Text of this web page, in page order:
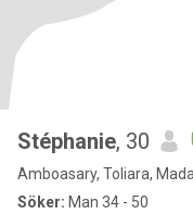
Stéphanie, 30
Amboasary, Toliara,
Söker: Man 34 - 50